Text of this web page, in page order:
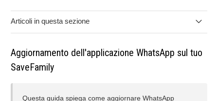
Articoli in questa sezione
Il dispositivo non si connette a Internet.
Aggiornamento dell'applicazione WhatsApp sul tuo
SaveFamily
Questa guida spiega come aggiornare WhatsApp